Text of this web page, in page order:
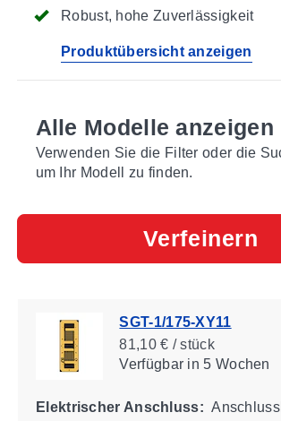
Robust, hohe Zuverlässigkeit
Produktübersicht anzeigen
Alle Modelle anzeigen
Verwenden Sie die Filter oder die
um Ihr Modell zu finden.
Verfeinern
SGT-1/175-XY11
81,10 € / stück
Verfügbarin 5 Wochen
Elektrischer Anschluss: